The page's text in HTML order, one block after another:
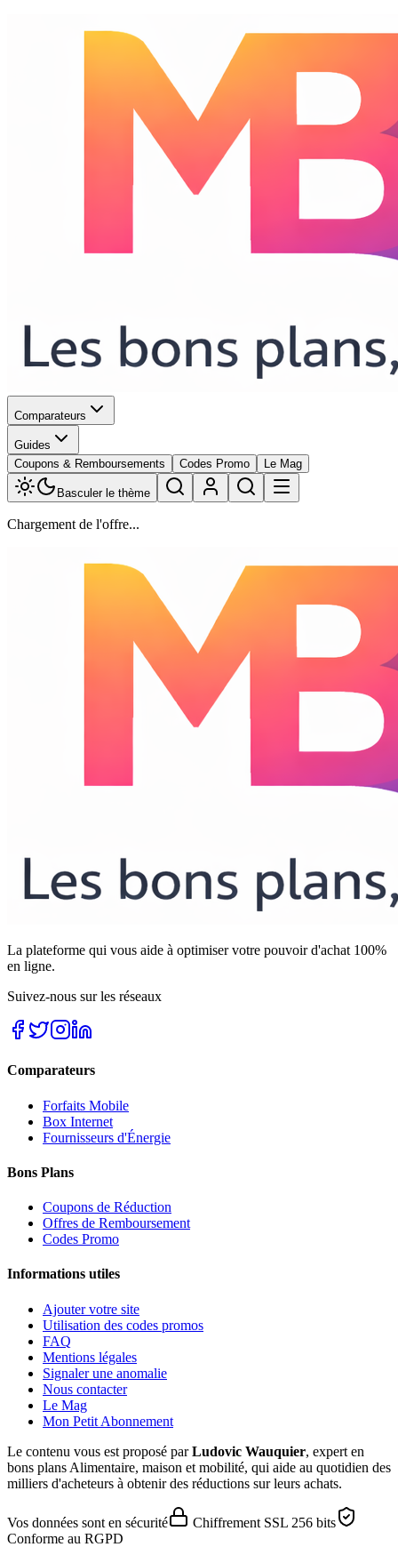
Comparateurs
Guides
Coupons & Remboursements
Codes Promo Le Mag
Basculer le thème
Chargement de l'offre...
La plateforme qui vous aide à optimiser votre pouvoir d'achat 100%
en ligne.
Suivez-nous sur les réseaux
Comparateurs
Forfaits Mobile
Box Internet
Fournisseurs d'Énergie
Bons Plans
Coupons de Réduction
Offres de Remboursement
Codes Promo
Informations utiles
Ajouter votre site
Utilisation des codes promos
FAQ
Mentions légales
Signaler une anomalie
Nous contacter
Le Mag
Mon Petit Abonnement
Le contenu vous est proposé parLudovic Wauquier, expert en
bons plans Alimentaire, maison et mobilité, qui aide au quotidien des
milliers d'acheteurs à obtenir des réductions sur leurs achats.
Vos données sont en sécurité
Chiffrement SSL 256 bits
Conforme au RGPD